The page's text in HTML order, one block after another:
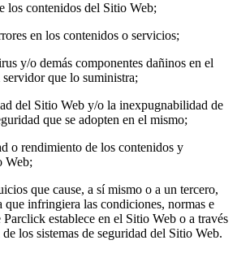
los contenidos del Sitio Web;
en los contenidos o servicios;
y/o demás componentes dañinos en el
que lo suministra;
del Sitio Web y/o la inexpugnabilidad de
que se adopten en el mismo;
o rendimiento de los contenidos y
Web;
que cause, a sí mismo o a un tercero,
que infringiera las condiciones, normas e
establece en el Sitio Web o a través
los sistemas de seguridad del Sitio Web.